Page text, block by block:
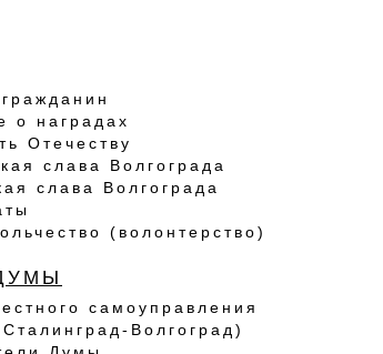
о наградах
Отечеству
слава Волгограда
слава Волгограда
(волонтерство)
самоуправления
Волгоград)